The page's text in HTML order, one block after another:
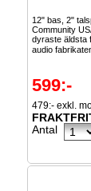
12" bas, 2"
Community
dyraste äldsta
audio
599:-
479:- exkl.
Antal